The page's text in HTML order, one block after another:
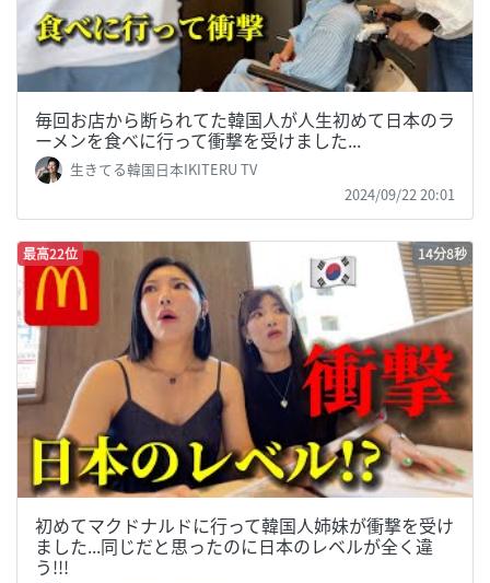
毎回お店から断られてた韓国人が人生初めて日本のラ
ーメンを食べに行って衝撃を受けました...
生きてる韓国日本IKITERU TV
2024/09/22 20:01
最高22位 14分8秒
初めてマクドナルドに行って韓国人姉妹が衝撃を受け
ました...同じだと思ったのに日本のレベルが全く違
う!!!